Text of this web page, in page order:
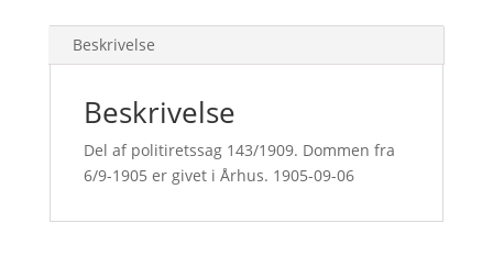
Beskrivelse
Beskrivelse
Del af politiretssag 143/1909. Dommen fra
6/9-1905 er givet i Århus. 1905-09-06